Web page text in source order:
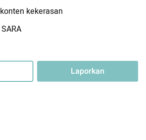
kekerasan
Laporkan